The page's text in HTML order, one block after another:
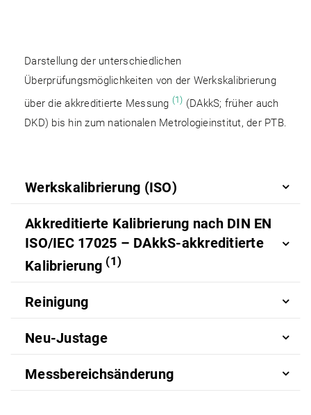
Darstellung der unterschiedlichen
Überprüfungsmöglichkeiten von der Werkskalibrierung
über die akkreditierte Messung (1) (DAkkS; früher auch
DKD) bis hin zum nationalen Metrologieinstitut, der PTB.
Werkskalibrierung (ISO)
Akkreditierte Kalibrierung nach DIN EN
ISO/IEC 17025 – DAkkS-akkreditierte
Kalibrierung (1)
Reinigung
Neu-Justage
Messbereichsänderung